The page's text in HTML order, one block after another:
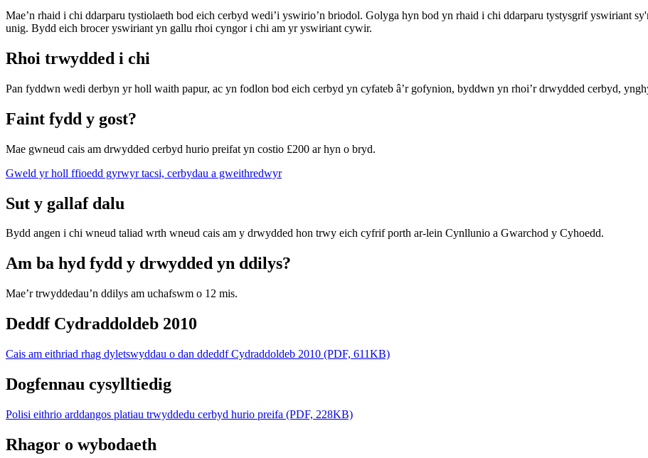
Mae’n rhaid i chi ddarparu tystiolaeth bod eich cerbyd wedi’i yswirio’n briodol. Golyga hyn bod yn rhaid i chi ddarparu tystysgrif yswiriant
unig. Bydd eich brocer yswiriant yn gallu rhoi cyngor i chi am yr yswiriant cywir.
Rhoi trwydded i chi
Pan fyddwn wedi derbyn yr holl waith papur, ac yn fodlon bod eich cerbyd yn cyfateb â’r gofynion, byddwn yn rhoi’r drwydded cerbyd,
Faint fydd y gost?
Mae gwneud cais am drwydded cerbyd hurio preifat yn costio £200 ar hyn o bryd.
Gweld yr holl ffioedd gyrwyr tacsi, cerbydau a gweithredwyr
Sut y gallaf dalu
Bydd angen i chi wneud taliad wrth wneud cais am y drwydded hon trwy eich cyfrif porth ar-lein Cynllunio a Gwarchod y Cyhoedd.
Am ba hyd fydd y drwydded yn ddilys?
Mae’r trwyddedau’n ddilys am uchafswm o 12 mis.
Deddf Cydraddoldeb 2010
Cais am eithriad rhag dyletswyddau o dan ddeddf Cydraddoldeb 2010 (PDF, 611KB)
Dogfennau cysylltiedig
Polisi eithrio arddangos platiau trwyddedu cerbyd hurio preifa (PDF, 228KB)
Rhagor o wybodaeth